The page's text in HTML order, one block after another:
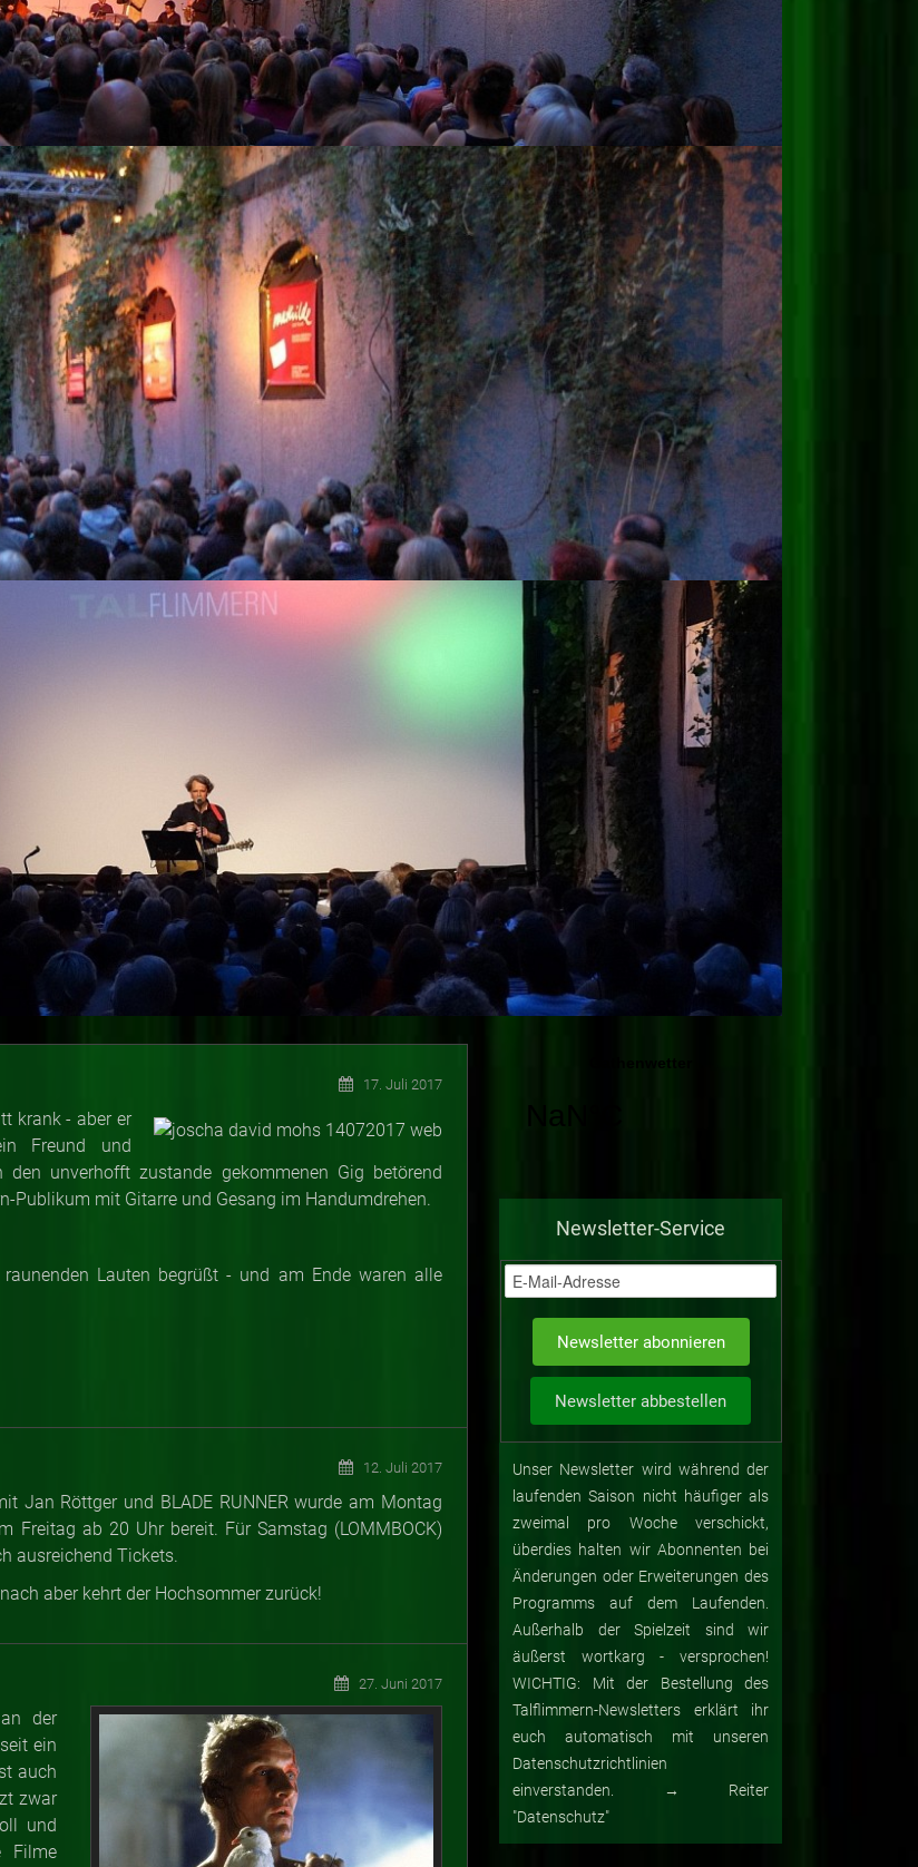
17. Juli 2017
krank - aber er
Freund und
unverhofft zustande gekommenen Gig betörend
Publikum mit Gitarre und Gesang im Handumdrehen.
Lauten begrüßt - und am Ende waren alle
12. Juli 2017
Jan Röttger und BLADE RUNNER wurde am Montag
Freitag ab 20 Uhr bereit. Für Samstag (LOMMBOCK)
ausreichend Tickets.
aber kehrt der Hochsommer zurück!
27. Juni 2017
der
ein
auch
zwar
und
Filme
Newsletter-Service
Unser Newsletter wird während der
laufenden Saison nicht häufiger als
zweimal pro Woche verschickt,
überdies halten wir Abonnenten bei
Änderungen oder Erweiterungen des
Programms auf dem Laufenden.
Außerhalb der Spielzeit sind wir
äußerst wortkarg - versprochen!
WICHTIG: Mit der Bestellung des
Talflimmern-Newsletters erklärt ihr
euch automatisch mit unseren
Datenschutzrichtlinien
einverstanden. → Reiter
"Datenschutz"